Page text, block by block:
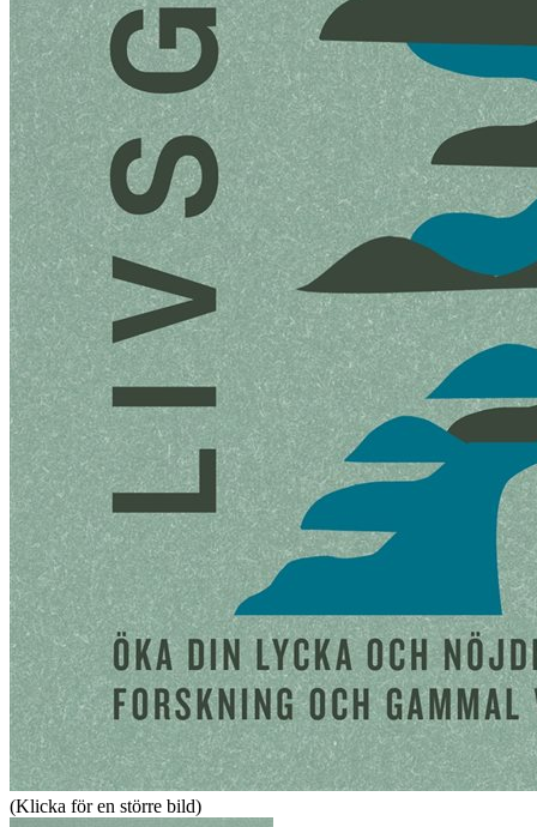
(Klicka för en större bild)